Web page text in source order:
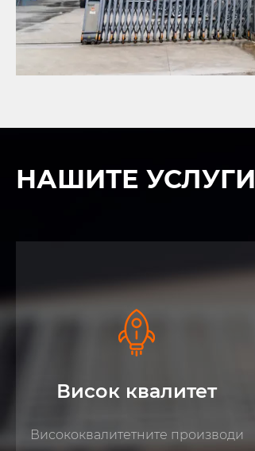
НАШИТЕ УСЛУГИ
24 Услуга
Искусниот персонал одговара